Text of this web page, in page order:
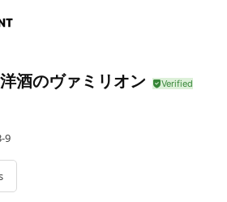
酒のヴァミリオン
9